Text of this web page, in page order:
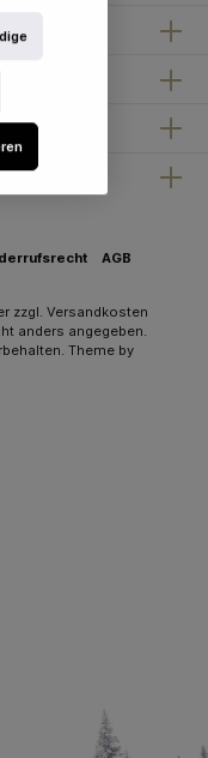
AGB
zzgl. Versandkosten
anders angegeben.
Theme by